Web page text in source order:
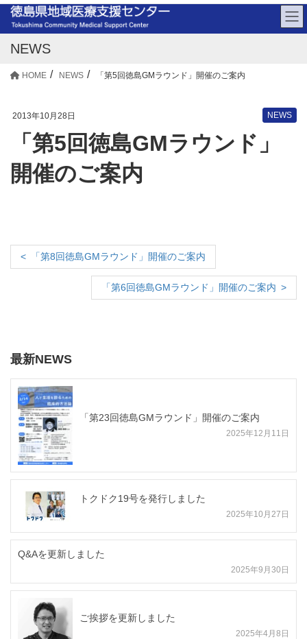
NEWS
HOME NEWS 「第5回徳島GMラウンド」開催のご案内
2013年10月28日 NEWS
「第5回徳島GMラウンド」
開催のご案内
「第8回徳島GMラウンド」開催のご案内
「第6回徳島GMラウンド」開催のご案内
最新NEWS
「第23回徳島GMラウンド」開催のご案内
2025年12月11日
トクドク19号を発行しました
2025年10月27日
Q&Aを更新しました
2025年9月30日
ご挨拶を更新しました
2025年4月8日